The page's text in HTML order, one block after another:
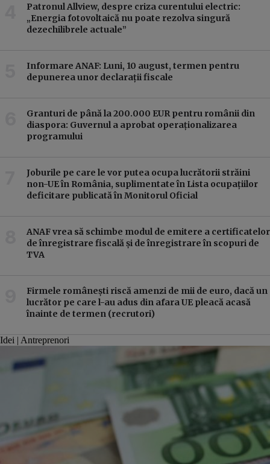
Patronul Allview, despre criza curentului electric:
„Energia fotovoltaică nu poate rezolva singură
dezechilibrele actuale”
Informare ANAF: Luni, 10 august, termen pentru
depunerea unor declarații fiscale
Granturi de până la 200.000 EUR pentru românii din
diaspora: Guvernul a aprobat operaționalizarea
programului
Joburile pe care le vor putea ocupa lucrătorii străini
non-UE în România, suplimentate în Lista ocupațiilor
deficitare publicată în Monitorul Oficial
ANAF vrea să schimbe modul de emitere a certificatelor
de înregistrare fiscală și de înregistrare în scopuri de
TVA
Firmele românești riscă amenzi de mii de euro, dacă un
lucrător pe care l-au adus din afara UE pleacă acasă
înainte de termen (recrutori)
Idei | Antreprenori